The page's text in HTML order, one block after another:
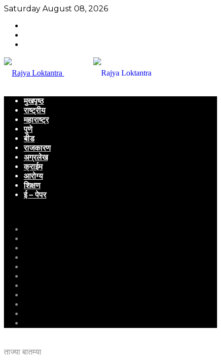
Saturday August 08, 2026
मुखपृष्ठ
राष्ट्रीय
महाराष्ट्र
पुणे
बीड
राजकारण
अग्रलेख
क्राईम
आरोग्य
शिक्षण
ई – पेपर
ताज्या बातम्या